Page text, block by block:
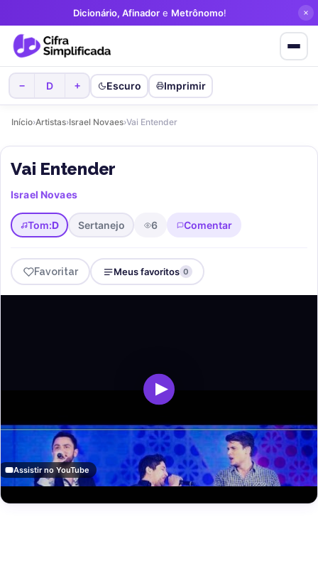
Dicionário, Afinador e Metrônomo!
− D + Escuro Imprimir
Início›Artistas›Israel Novaes›Vai Entender
Vai Entender
Israel Novaes
Tom:D Sertanejo 6 Comentar
Favoritar Meus favoritos 0
Assistir no YouTube